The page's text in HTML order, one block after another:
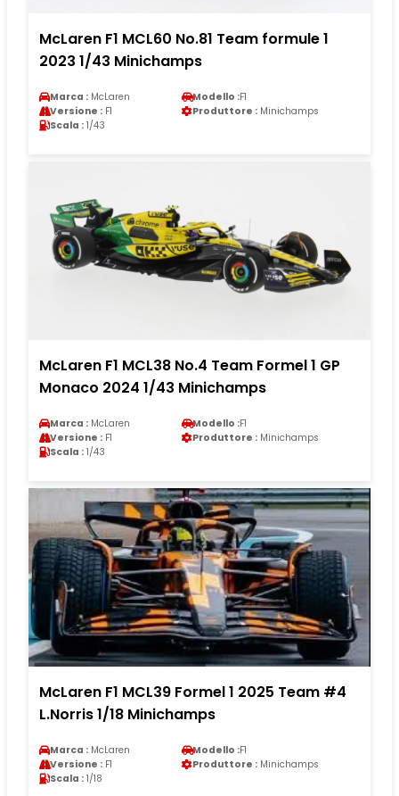
McLaren F1 MCL60 No.81 Team formule 1
2023 1/43 Minichamps
Marca : McLaren Modello :F1
Versione : F1 Produttore : Minichamps
Scala : 1/43
McLaren F1 MCL38 No.4 Team Formel 1 GP
Monaco 2024 1/43 Minichamps
Marca : McLaren Modello :F1
Versione : F1 Produttore : Minichamps
Scala : 1/43
McLaren F1 MCL39 Formel 1 2025 Team #4
L.Norris 1/18 Minichamps
Marca : McLaren Modello :F1
Versione : F1 Produttore : Minichamps
Scala : 1/18